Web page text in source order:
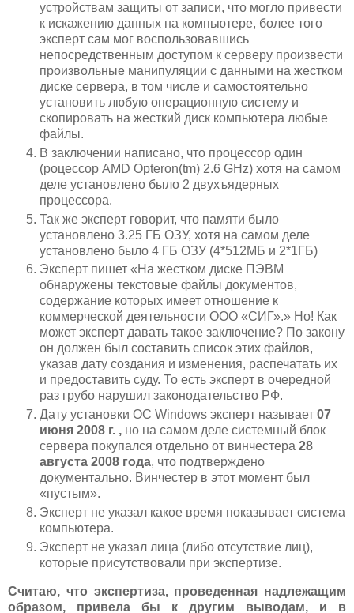
устройствам защиты от записи, что могло привести
к искажению данных на компьютере, более того
эксперт сам мог воспользовавшись
непосредственным доступом к серверу произвести
произвольные манипуляции с данными на жестком
диске сервера, в том числе и самостоятельно
установить любую операционную систему и
скопировать на жесткий диск компьютера любые
файлы.
В заключении написано, что процессор один
(роцессор AMD Opteron(tm) 2.6 GHz) хотя на самом
деле установлено было 2 двухъядерных
процессора.
Так же эксперт говорит, что памяти было
установлено 3.25 ГБ ОЗУ, хотя на самом деле
установлено было 4 ГБ ОЗУ (4*512МБ и 2*1ГБ)
Эксперт пишет «На жестком диске ПЭВМ
обнаружены текстовые файлы документов,
содержание которых имеет отношение к
коммерческой деятельности ООО «СИГ».» Но! Как
может эксперт давать такое заключение? По закону
он должен был составить список этих файлов,
указав дату создания и изменения, распечатать их
и предоставить суду. То есть эксперт в очередной
раз грубо нарушил законодательство РФ.
Дату установки ОС Windows эксперт называет 07
июня 2008 г. , но на самом деле системный блок
сервера покупался отдельно от винчестера 28
августа 2008 года, что подтверждено
документально. Винчестер в этот момент был
«пустым».
Эксперт не указал какое время показывает система
компьютера.
Эксперт не указал лица (либо отсутствие лиц),
которые присутствовали при экспертизе.
Считаю, что экспертиза, проведенная надлежащим
образом, привела бы к другим выводам, и в